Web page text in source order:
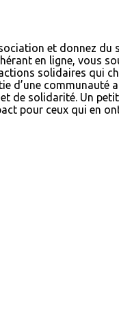
et donnez du
en ligne, vous
solidaires qui
d’une communauté
de solidarité. Un
pour ceux qui en